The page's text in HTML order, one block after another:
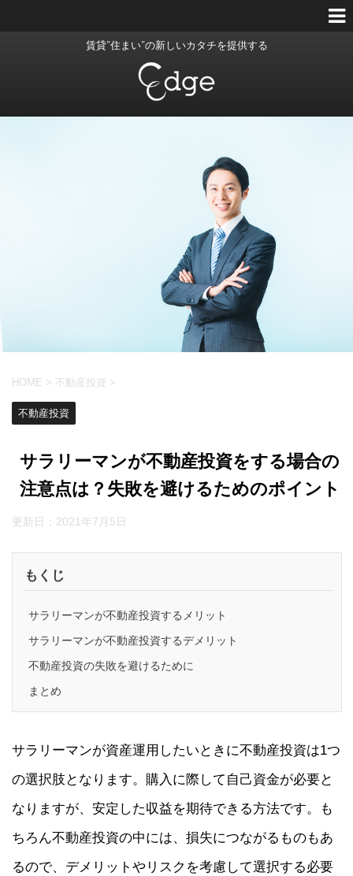
賃貸”住まい”の新しいカタチを提供する
HOME > 不動産投資 >
不動産投資
サラリーマンが不動産投資をする場合の
注意点は？失敗を避けるためのポイント
更新日： 2021年7月5日
もくじ
サラリーマンが不動産投資するメリット
サラリーマンが不動産投資するデメリット
不動産投資の失敗を避けるために
まとめ
サラリーマンが資産運用したいときに不動産投資は1つ
の選択肢となります。購入に際して自己資金が必要と
なりますが、安定した収益を期待できる方法です。も
ちろん不動産投資の中には、損失につながるものもあ
るので、デメリットやリスクを考慮して選択する必要